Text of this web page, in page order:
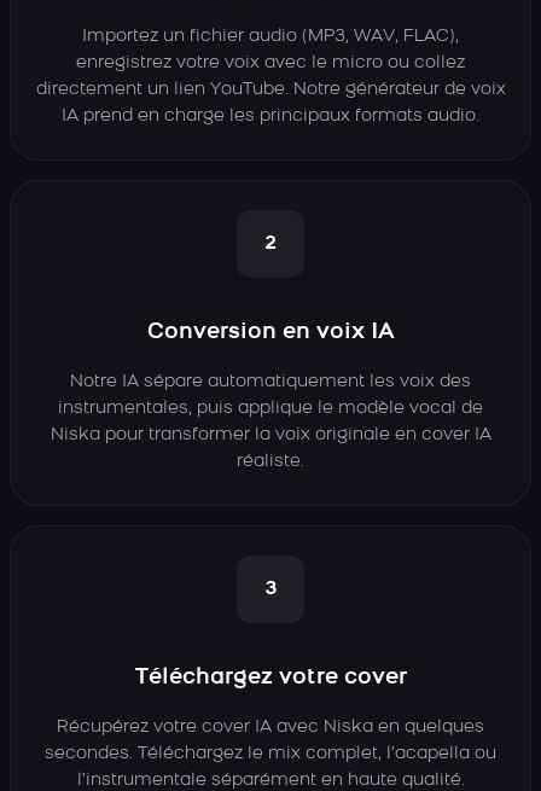
Importez un fichier audio (MP3, WAV, FLAC),
enregistrez votre voix avec le micro ou collez
directement un lien YouTube. Notre générateur de voix
IA prend en charge les principaux formats audio.
2
Conversion en voix IA
Notre IA sépare automatiquement les voix des
instrumentales, puis applique le modèle vocal de
Niska pour transformer la voix originale en cover IA
réaliste.
3
Téléchargez votre cover
Récupérez votre cover IA avec Niska en quelques
secondes. Téléchargez le mix complet, l’acapella ou
l’instrumentale séparément en haute qualité.